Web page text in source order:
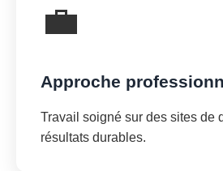
💼
Approche
Travail soigné sur des sites de
résultats durables.